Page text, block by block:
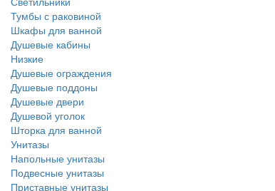
Тумбы с раковиной
Шкафы для ванной
Душевые кабины
Низкие
Душевые ограждения
Душевые поддоны
Душевые двери
Душевой уголок
Шторка для ванной
Унитазы
Напольные унитазы
Подвесные унитазы
Приставные унитазы